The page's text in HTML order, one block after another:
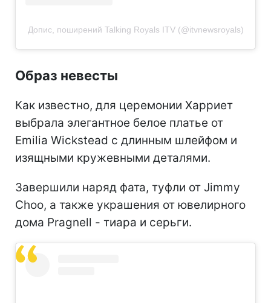
Допис, поширений Talking Royals ITV (@itvnewsroyals)
Образ невесты
Как известно, для церемонии Харриет
выбрала элегантное белое платье от
Emilia Wickstead с длинным шлейфом и
изящными кружевными деталями.
Завершили наряд фата, туфли от Jimmy
Choo, а также украшения от ювелирного
дома Pragnell - тиара и серьги.